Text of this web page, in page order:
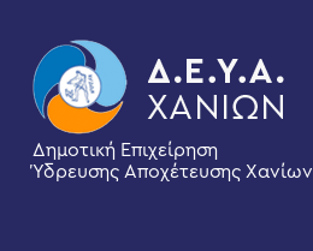
Δημοτική Επιχείρηση
Ύδρευσης Αποχέτευσης Χανίων